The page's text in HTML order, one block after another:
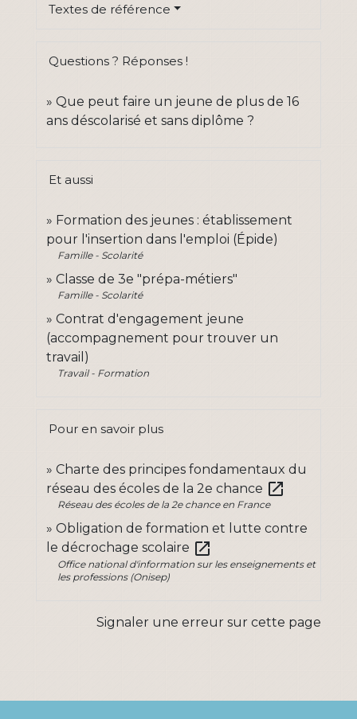
Textes de référence
Questions ? Réponses !
Que peut faire un jeune de plus de 16
ans déscolarisé et sans diplôme ?
Et aussi
Formation des jeunes : établissement
pour l'insertion dans l'emploi (Épide)
Famille - Scolarité
Classe de 3e "prépa-métiers"
Famille - Scolarité
Contrat d'engagement jeune
(accompagnement pour trouver un
travail)
Travail - Formation
Pour en savoir plus
Charte des principes fondamentaux du
réseau des écoles de la 2e chance open_in_new
Réseau des écoles de la 2e chance en France
Obligation de formation et lutte contre
le décrochage scolaire open_in_new
Office national d'information sur les enseignements et
les professions (Onisep)
Signaler une erreur sur cette page